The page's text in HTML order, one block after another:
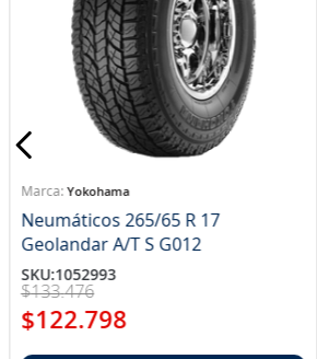
Yokohama
Neumáticos 265/65 R 17
Geolandar A/T S G012
SKU:1052993
$133.476
$122.798